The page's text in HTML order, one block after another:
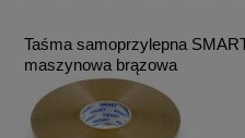
Taśma samoprzylepna
maszynowa brązowa